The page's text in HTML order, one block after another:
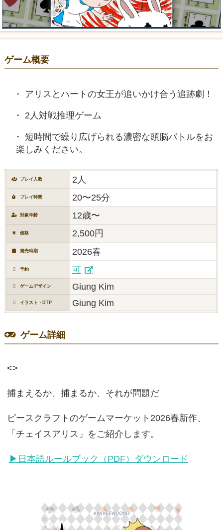
ゲーム概要
アリスとハートの女王が追いかけ合う追跡劇！
2人対戦推理ゲーム
短時間で繰り広げられる濃密な頭脳バトルをお
楽しみください。
プレイ人数 2人
プレイ時間 20〜25分
対象年齢 12歳〜
価格 2,500円
発売時期 2026春
予約 可
ゲームデザイン Giung Kim
イラスト・DTP Giung Kim
ゲーム詳細
<>
捕まえるか、捕まるか、それが問題だ
ピースクラフトのゲームマーケット2026春新作、
「チェイスアリス」をご紹介します。
▶日本語ルールブック（PDF）ダウンロード